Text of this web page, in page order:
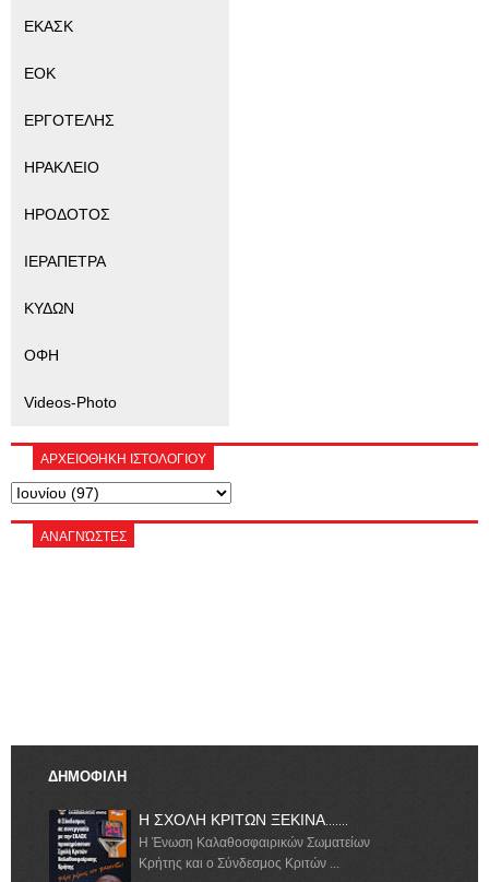
ΕΚΑΣΚ
ΕΟΚ
ΕΡΓΟΤΕΛΗΣ
ΗΡΑΚΛΕΙΟ
ΗΡΟΔΟΤΟΣ
ΙΕΡΑΠΕΤΡΑ
ΚΥΔΩΝ
ΟΦΗ
Videos-Photo
ΑΡΧΕΙΟΘΗΚΗ ΙΣΤΟΛΟΓΙΟΥ
ΑΝΑΓΝΏΣΤΕΣ
ΔΗΜΟΦΙΛΗ
Η ΣΧΟΛΗ ΚΡΙΤΩΝ ΞΕΚΙΝΑ.......
Η Ένωση Καλαθοσφαιρικών Σωματείων
Κρήτης και ο Σύνδεσμος Κριτών ...